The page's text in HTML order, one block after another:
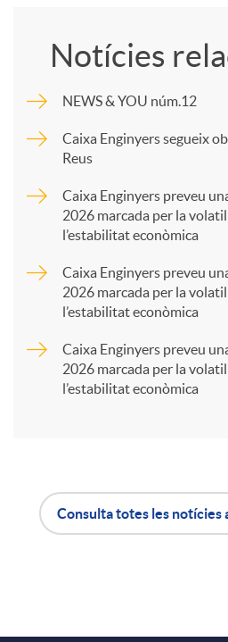
p
a
Notícies
NEWS & YOU núm.12
Caixa Enginyers segueix
Reus
Caixa Enginyers preveu
2026 marcada per la
l’estabilitat econòmica
Caixa Enginyers preveu
2026 marcada per la
l’estabilitat econòmica
Caixa Enginyers preveu
2026 marcada per la
l’estabilitat econòmica
Consulta totes les notícies